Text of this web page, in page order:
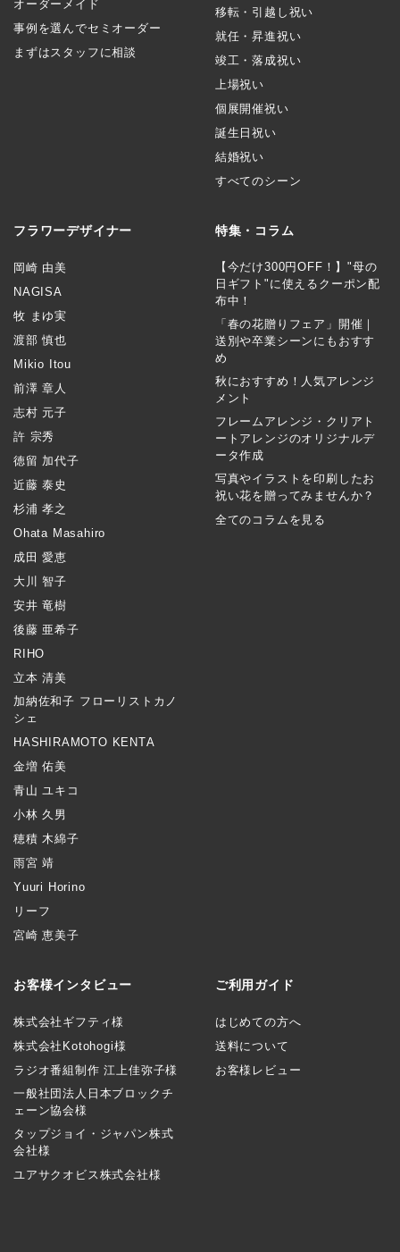
オーダーメイド
事例を選んでセミオーダー
まずはスタッフに相談
移転・引越し祝い
就任・昇進祝い
竣工・落成祝い
上場祝い
個展開催祝い
誕生日祝い
結婚祝い
すべてのシーン
フラワーデザイナー
岡崎 由美
NAGISA
牧 まゆ実
渡部 慎也
Mikio Itou
前澤 章人
志村 元子
許 宗秀
徳留 加代子
近藤 泰史
杉浦 孝之
Ohata Masahiro
成田 愛恵
大川 智子
安井 竜樹
後藤 亜希子
RIHO
立本 清美
加納佐和子 フローリストカノ
シェ
HASHIRAMOTO KENTA
金増 佑美
青山 ユキコ
小林 久男
穂積 木綿子
雨宮 靖
Yuuri Horino
リーフ
宮崎 恵美子
特集・コラム
【今だけ300円OFF！】"母の
日ギフト"に使えるクーポン配
布中！
「春の花贈りフェア」開催｜
送別や卒業シーンにもおすす
め
秋におすすめ！人気アレンジ
メント
フレームアレンジ・クリアト
ートアレンジのオリジナルデ
ータ作成
写真やイラストを印刷したお
祝い花を贈ってみませんか？
全てのコラムを見る
お客様インタビュー
株式会社ギフティ様
株式会社Kotohogi様
ラジオ番組制作 江上佳弥子様
一般社団法人日本ブロックチ
ェーン協会様
タップジョイ・ジャパン株式
会社様
ユアサクオビス株式会社様
ご利用ガイド
はじめての方へ
送料について
お客様レビュー